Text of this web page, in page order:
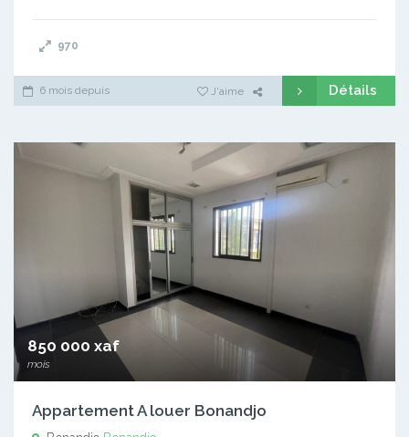
970
6 mois depuis J'aime Détails
850 000 xaf
mois
Appartement A louer Bonandjo